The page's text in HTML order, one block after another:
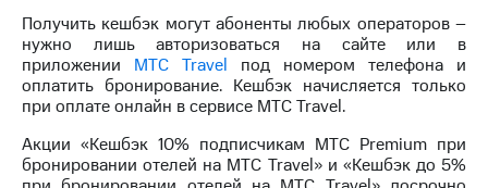
Выбрать
красивый
номер
Заменить
SIM-
карту
Интернет,
ТВ и телефон
для дома
кабинет
спутникового
Получить кешбэк могут абоненты любых операторов –
нужно лишь авторизоваться на сайте или в
приложении МТС Travel под номером телефона и
оплатить бронирование. Кешбэк начисляется только
при оплате онлайн в сервисе MTC Travel.
Акции «Кешбэк 10% подписчикам МТС Premium при
бронировании отелей на МТС Travel» и «Кешбэк до 5%